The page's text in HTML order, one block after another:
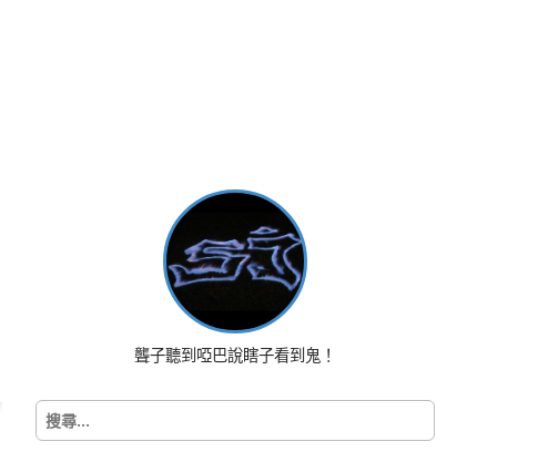
聾子聽到啞巴說瞎子看到鬼！
搜
尋